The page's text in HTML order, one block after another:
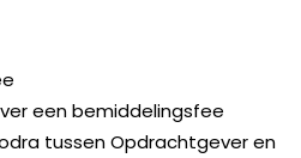
een bemiddelingsfee
tussen Opdrachtgever en